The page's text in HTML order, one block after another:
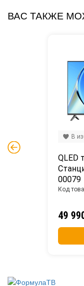
ВАС ТАКЖЕ
QLED
00079
49
Код
В